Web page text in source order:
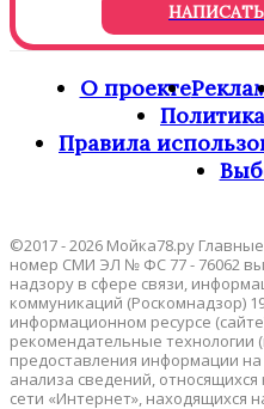
О проекте
Правила
©2017 - 2026 Мойка78.ру
номер СМИ ЭЛ № ФС 77 - 76062
надзору в сфере связи,
коммуникаций (Роскомнадзор)
информационном ресурсе
рекомендательные
предоставления информации
анализа сведений,
сети «Интернет», находящихся